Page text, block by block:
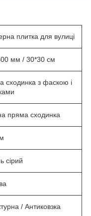
плитка для вулиці
мм / 30*30 см
сходинка з фаскою і
пряма сходинка
сірий
/ Антиковзка